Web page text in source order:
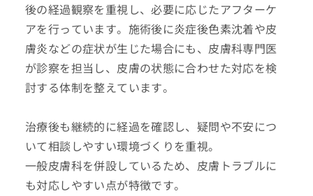
後の経過観察を重視し、必要に応じたアフターケ
アを行っています。施術後に炎症後色素沈着や皮
膚炎などの症状が生じた場合にも、皮膚科専門医
が診察を担当し、皮膚の状態に合わせた対応を検
討する体制を整えています。
治療後も継続的に経過を確認し、疑問や不安につ
いて相談しやすい環境づくりを重視。
一般皮膚科を併設しているため、皮膚トラブルに
も対応しやすい点が特徴です。